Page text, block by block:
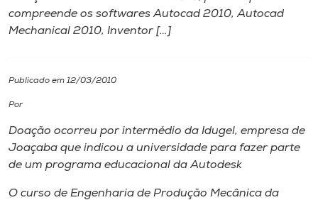
I.nova
Cultura
CPA
Biblioteca
compreende os softwares Autocad 2010, Autocad
Mechanical 2010, Inventor […]
Publicado em 12/03/2010
Por
Doação ocorreu por intermédio da Idugel, empresa de
Joaçaba que indicou a universidade para fazer parte
de um programa educacional da Autodesk
O curso de Engenharia de Produção Mecânica da